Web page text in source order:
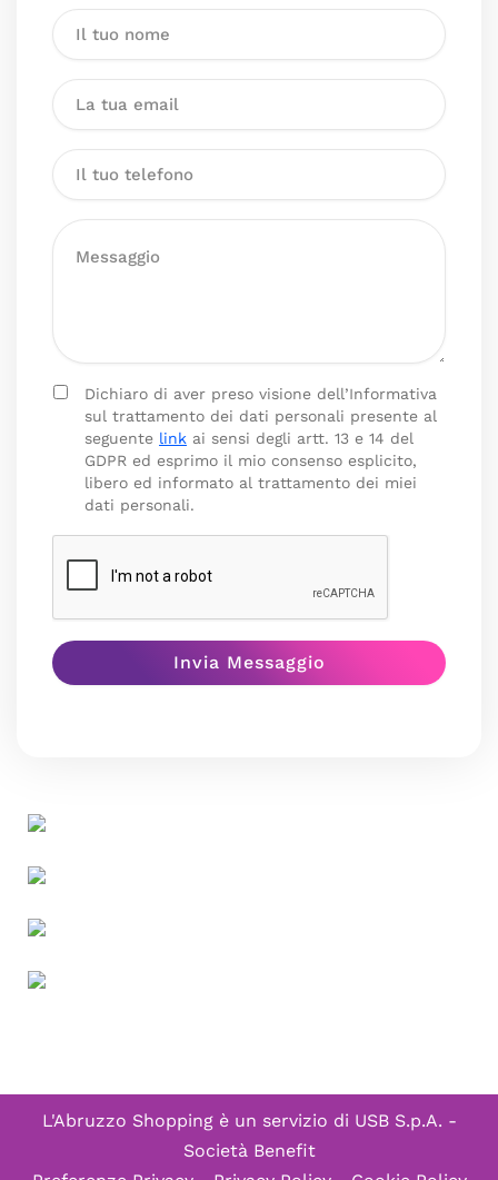
Dichiaro di aver preso visione dell’Informativa
sul trattamento dei dati personali presente al
seguente link ai sensi degli artt. 13 e 14 del
GDPR ed esprimo il mio consenso esplicito,
libero ed informato al trattamento dei miei
dati personali.
L'Abruzzo Shopping è un servizio di USB S.p.A. -
Società Benefit